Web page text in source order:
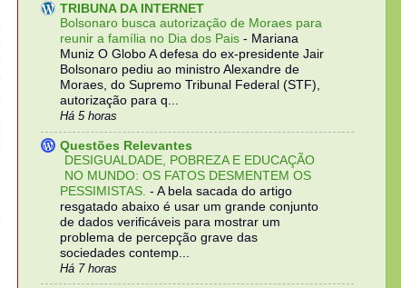
TRIBUNA DA INTERNET
Bolsonaro busca autorização de Moraes para
reunir a família no Dia dos Pais - Mariana
Muniz O Globo A defesa do ex-presidente Jair
Bolsonaro pediu ao ministro Alexandre de
Moraes, do Supremo Tribunal Federal (STF),
autorização para q...
Há 5 horas
Questões Relevantes
DESIGUALDADE, POBREZA E EDUCAÇÃO
NO MUNDO: OS FATOS DESMENTEM OS
PESSIMISTAS. - A bela sacada do artigo
resgatado abaixo é usar um grande conjunto
de dados verificáveis para mostrar um
problema de percepção grave das
sociedades contemp...
Há 7 horas